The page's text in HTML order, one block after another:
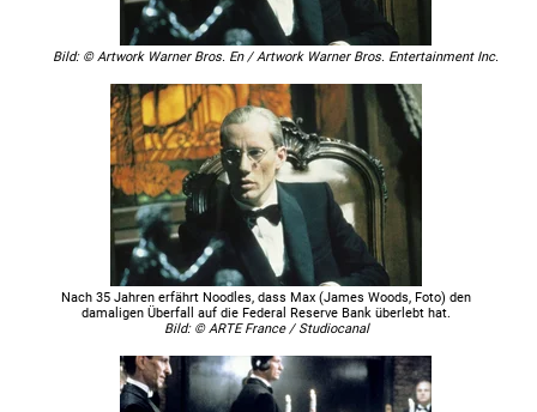
Bild: © Artwork Warner Bros. En / Artwork Warner Bros. Entertainment Inc.
Nach 35 Jahren erfährt Noodles, dass Max (James Woods, Foto) den
damaligen Überfall auf die Federal Reserve Bank überlebt hat.
Bild: © ARTE France / Studiocanal